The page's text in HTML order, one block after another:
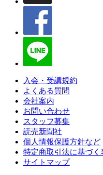
入会・受講規約
よくある質問
会社案内
お問い合わせ
スタッフ募集
読売新聞社
個人情報保護方針など
特定商取引法に基づく
サイトマップ